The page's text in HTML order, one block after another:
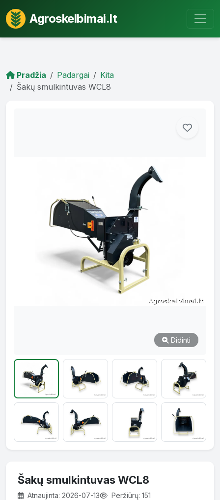
Agroskelbimai.lt
Pradžia Padargai
Kita
Šakų smulkintuvas WCL8
Didinti
Šakų smulkintuvas WCL8
Atnaujinta: 2026-07-13 Peržiūrų: 151